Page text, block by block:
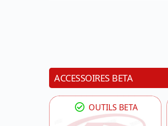
ACCESSOIRES BETA
OUTILS BETA